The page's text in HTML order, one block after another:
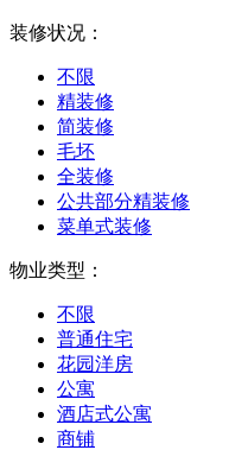
装修状况：
不限
精装修
简装修
毛坯
全装修
公共部分精装修
菜单式装修
物业类型：
不限
普通住宅
花园洋房
公寓
酒店式公寓
商铺